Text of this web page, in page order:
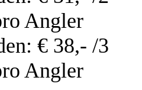
Angler
€ 38,- /3
Angler